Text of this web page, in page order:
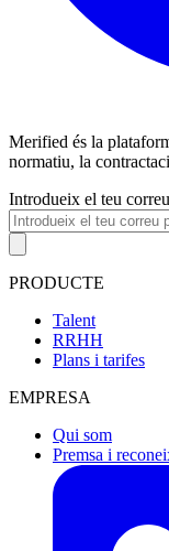
Merified és la
normatiu, la
Introdueix el teu
PRODUCTE
Talent
RRHH
Plans i tarifes
EMPRESA
Qui som
Premsa i